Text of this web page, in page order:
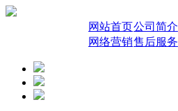
网站首页公司简介
网络营销售后服务